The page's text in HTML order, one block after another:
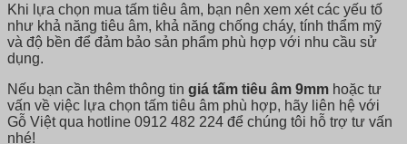
Khi lựa chọn mua tấm tiêu âm, bạn nên xem xét các yếu tố
như khả năng tiêu âm, khả năng chống cháy, tính thẩm mỹ
và độ bền để đảm bảo sản phẩm phù hợp với nhu cầu sử
dụng.
Nếu bạn cần thêm thông tin giá tấm tiêu âm 9mm hoặc tư
vấn về việc lựa chọn tấm tiêu âm phù hợp, hãy liên hệ với
Gỗ Việt qua hotline 0912 482 224 để chúng tôi hỗ trợ tư vấn
nhé!